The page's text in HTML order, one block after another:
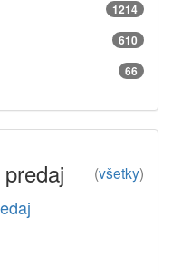
1214
610
66
(všetky)